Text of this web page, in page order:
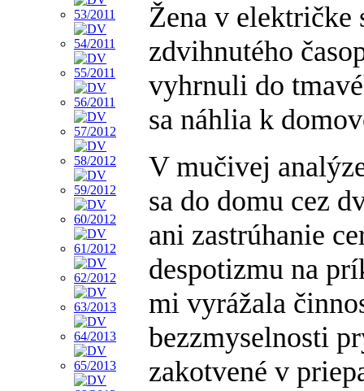
Žena v električke
zdvihnutého
vyhrnuli do
sa náhlia k
V mučivej
sa do domu cez
ani zastrúhanie
despotizmu na
mi vyrážala
bezzmyselnosti
zakotvené v